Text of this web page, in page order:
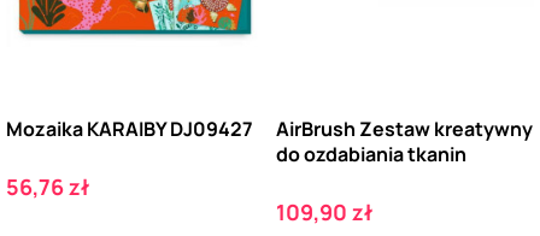
Mozaika KARAIBY DJ09427
Cena
56,76 zł
AirBrush Zestaw kreatywny
do ozdabiania tkanin
Cena
109,90 zł